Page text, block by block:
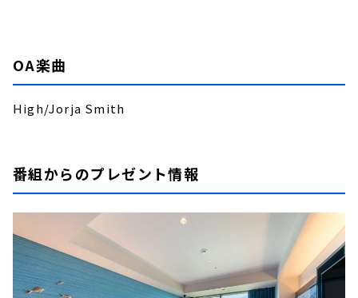
OA楽曲
High/Jorja Smith
番組からのプレゼント情報